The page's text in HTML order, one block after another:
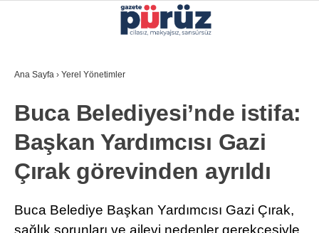
YEREL YÖNETIMLER
GÜNCEL
EKONOMI
SAĞLIK
Ana Sayfa › Yerel Yönetimler
Buca Belediyesi’nde istifa:
Başkan Yardımcısı Gazi
Çırak görevinden ayrıldı
Buca Belediye Başkan Yardımcısı Gazi Çırak,
sağlık sorunları ve ailevi nedenler gerekçesiyle